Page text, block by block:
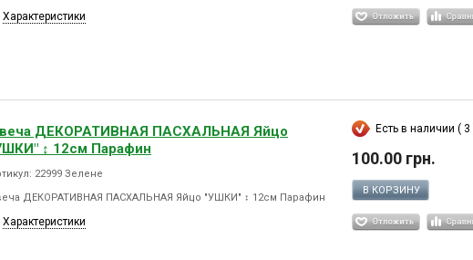
Характеристики
ДЕКОРАТИВНАЯ ПАСХАЛЬНАЯ Яйцо
↕ 12см Парафин
22999 Зелене
ДЕКОРАТИВНАЯ ПАСХАЛЬНАЯ Яйцо "УШКИ" ↕ 12см Парафин
Характеристики
Есть в наличии ( 3
100.00 грн.
В КОРЗИНУ